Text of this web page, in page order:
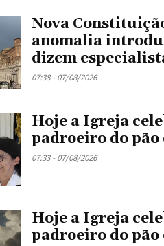
Nova
anomalia
dizem
07:38 - 07/08/2026
Hoje a Igreja
padroeiro do
07:33 - 07/08/2026
Hoje a Igreja
padroeiro do